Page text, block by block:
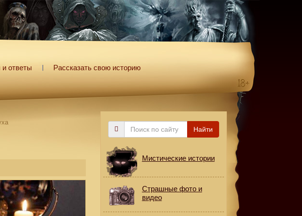
ответы Рассказать свою историю
Поиск
Найти
Мистические истории
Страшные фото и
видео